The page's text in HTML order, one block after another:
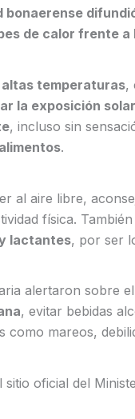
bonaerense
de calor frente
altas temperaturas,
la exposición
, incluso sin
.
al aire libre,
física.
lactantes, por ser
alertaron sobre
, evitar bebidas
como mareos,
oficial del